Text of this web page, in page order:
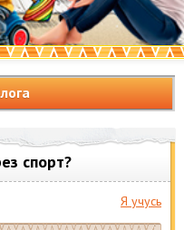
спорт?
Я учусь